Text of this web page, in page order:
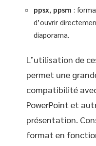
ppsx ppsm :
d’ouvrir
diaporama.
L’utilisation de
permet une
compatibilité
PowerPoint et
présentation.
format en